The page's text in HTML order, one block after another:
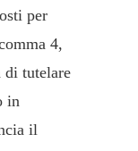
per
4,
di tutelare
in
il